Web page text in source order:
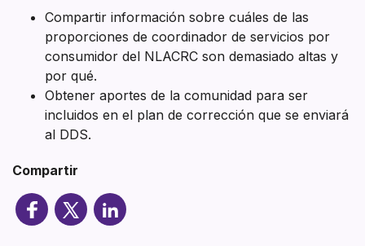
Compartir información sobre cuáles de las
proporciones de coordinador de servicios por
consumidor del NLACRC son demasiado altas y
por qué.
Obtener aportes de la comunidad para ser
incluidos en el plan de corrección que se enviará
al DDS.
Compartir